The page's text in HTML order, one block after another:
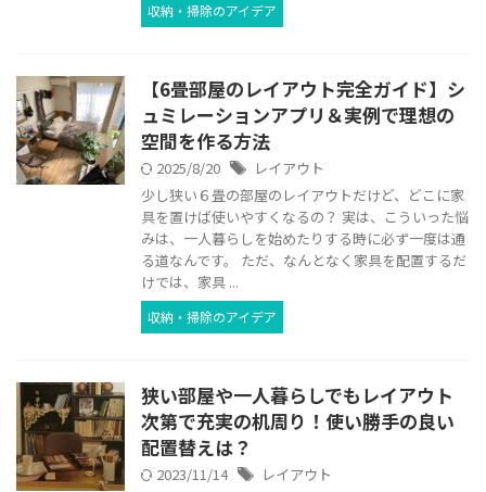
収納・掃除のアイデア
【6畳部屋のレイアウト完全ガイド】シ
ュミレーションアプリ＆実例で理想の
空間を作る方法
2025/8/20
レイアウト
少し狭い６畳の部屋のレイアウトだけど、どこに家
具を置けば使いやすくなるの？ 実は、こういった悩
みは、一人暮らしを始めたりする時に必ず一度は通
る道なんです。 ただ、なんとなく家具を配置するだ
けでは、家具 ...
収納・掃除のアイデア
狭い部屋や一人暮らしでもレイアウト
次第で充実の机周り！使い勝手の良い
配置替えは？
2023/11/14
レイアウト